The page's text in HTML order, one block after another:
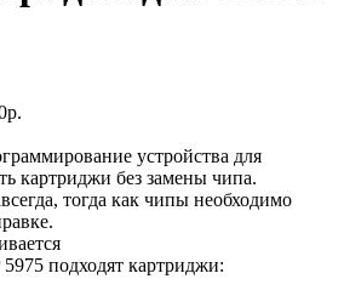
устройства для
картриджи без замены чипа.
тогда как чипы необходимо
подходят картриджи: